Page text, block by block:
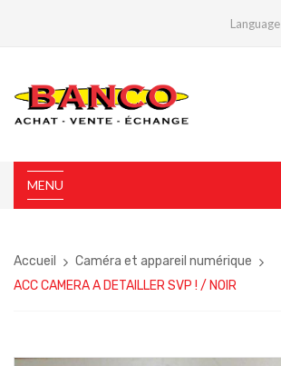
Language
MENU
Accueil
Caméra et appareil numérique
ACC CAMERA A DETAILLER SVP ! / NOIR